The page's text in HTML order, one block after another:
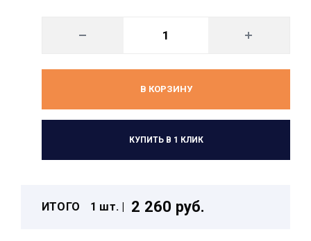
В КОРЗИНУ
КУПИТЬ В 1 КЛИК
ИТОГО 1 шт. | 2 260 руб.